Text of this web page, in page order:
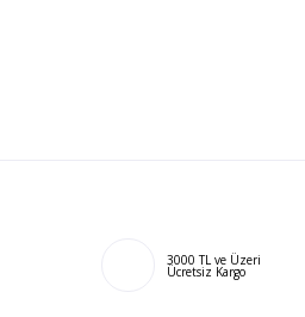
3000 TL ve Üzeri
Ücretsiz Kargo